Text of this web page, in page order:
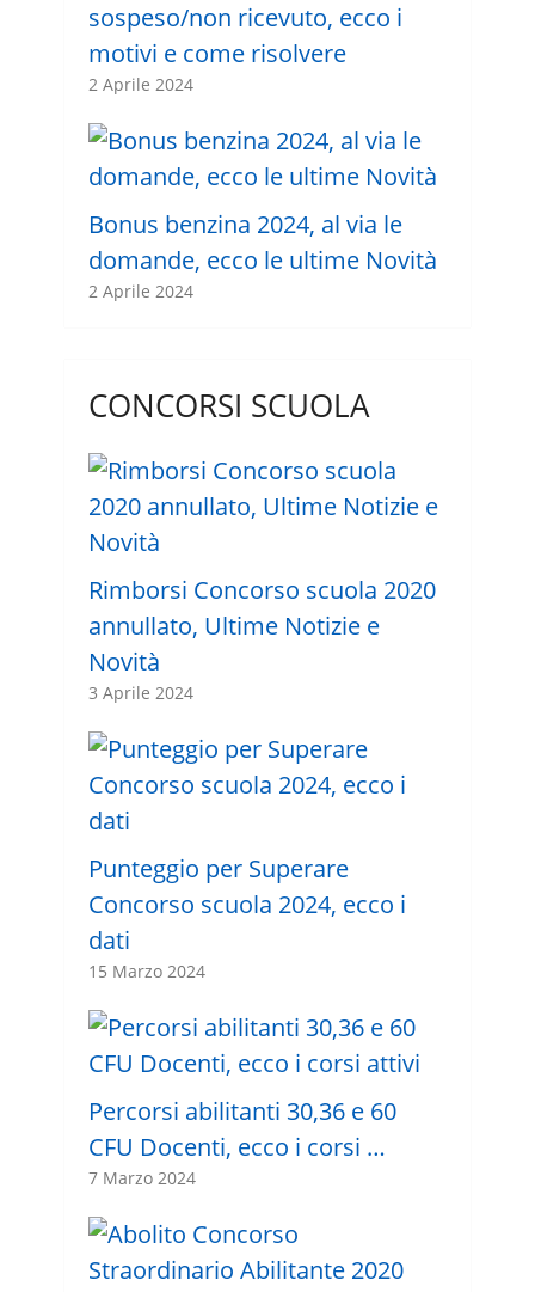
sospeso/non ricevuto, ecco i
motivi e come risolvere
2 Aprile 2024
Bonus benzina 2024, al via le
domande, ecco le ultime Novità
2 Aprile 2024
CONCORSI SCUOLA
Rimborsi Concorso scuola 2020
annullato, Ultime Notizie e
Novità
3 Aprile 2024
Punteggio per Superare
Concorso scuola 2024, ecco i
dati
15 Marzo 2024
Percorsi abilitanti 30,36 e 60
CFU Docenti, ecco i corsi …
7 Marzo 2024